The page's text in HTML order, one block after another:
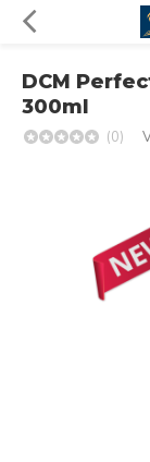
DCM
300ml
(0)